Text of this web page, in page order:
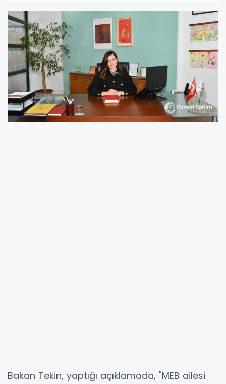
Bakan Tekin, yaptığı açıklamada, "MEB ailesi